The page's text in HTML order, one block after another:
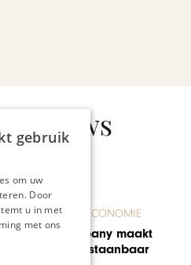
nieuws
ONDERNEMEN & ECONOMIE
Morres & Company maakt
merken onweerstaanbaar
gebruik
om uw
Door
u in met
met ons